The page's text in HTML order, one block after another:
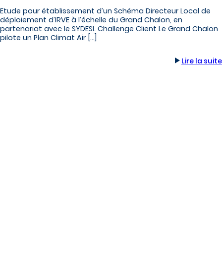
Etude pour établissement d’un Schéma Directeur Local de
déploiement d’IRVE à l’échelle du Grand Chalon, en
partenariat avec le SYDESL Challenge Client Le Grand Chalon
pilote un Plan Climat Air […]
Lire la suite